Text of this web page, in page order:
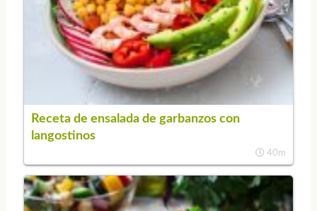
Receta de ensalada de garbanzos con
langostinos
40m